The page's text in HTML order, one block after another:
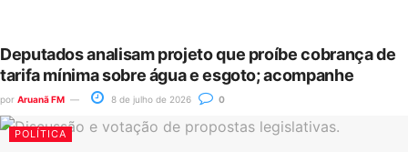
Deputados analisam projeto que proíbe cobrança de
tarifa mínima sobre água e esgoto; acompanhe
por Aruanã FM 8 de julho de 2026 0
POLÍTICA